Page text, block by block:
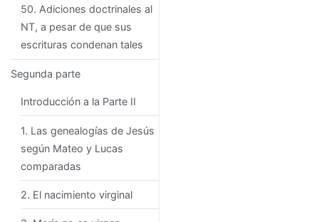
50. Adiciones doctrinales al
NT, a pesar de que sus
escrituras condenan tales
Segunda parte
Introducción a la Parte II
1. Las genealogías de Jesús
según Mateo y Lucas
comparadas
2. El nacimiento virginal